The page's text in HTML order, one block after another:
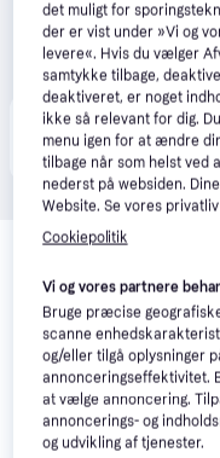
Produktet fås også hos 1
kunde i denne kategori.
Relaterede
Se vores forslag til
interesser.
Vis alle
det muligt for
der er vist under »Vi og
levere«. Hvis du vælger
samtykke tilbage,
deaktiveret, er noget
ikke så relevant for dig.
menu igen for at ændre
tilbage når som helst ved
nederst på websiden.
Website. Se vores
Cookiepolitik
Vi og vores partnere
Bruge præcise
scanne
og/eller tilgå oplysninger
annonceringseffektivitet.
at vælge annoncering.
annoncerings- og
og udvikling af tjenester.